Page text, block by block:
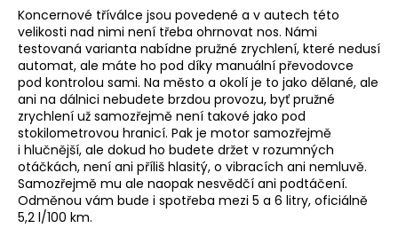
Koncernové tříválce jsou povedené a v autech této
velikosti nad nimi není třeba ohrnovat nos. Námi
testovaná varianta nabídne pružné zrychlení, které nedusí
automat, ale máte ho pod díky manuální převodovce
pod kontrolou sami. Na město a okolí je to jako dělané, ale
ani na dálnici nebudete brzdou provozu, byť pružné
zrychlení už samozřejmě není takové jako pod
stokilometrovou hranicí. Pak je motor samozřejmě
i hlučnější, ale dokud ho budete držet v rozumných
otáčkách, není ani příliš hlasitý, o vibracích ani nemluvě.
Samozřejmě mu ale naopak nesvědčí ani podtáčení.
Odměnou vám bude i spotřeba mezi 5 a 6 litry, oficiálně
5,2 l/100 km.